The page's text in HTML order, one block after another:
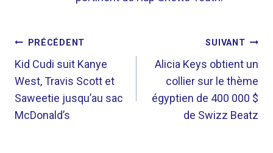
NAVIGATION
DE
L’ARTICLE
PRÉCÉDENT
Kid Cudi suit Kanye
West, Travis Scott et
Saweetie jusqu’au sac
McDonald’s
SUIVANT
Alicia Keys obtient un
collier sur le thème
égyptien de 400 000 $
de Swizz Beatz